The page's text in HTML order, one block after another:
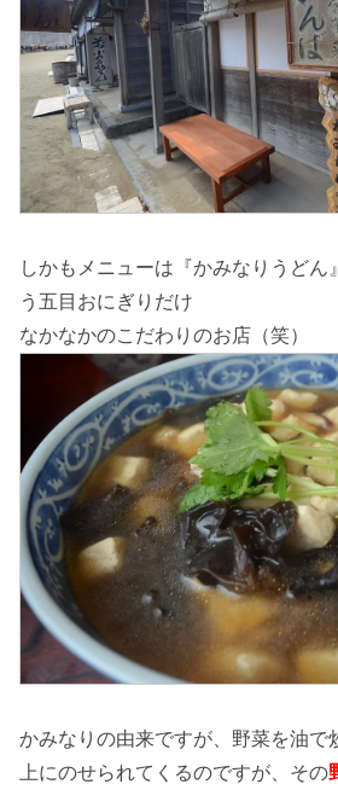
しかもメニューは『かみなりうどん
う五目おにぎりだけ
なかなかのこだわりのお店（笑）
かみなりの由来ですが、野菜を油で
上にのせられてくるのですが、その